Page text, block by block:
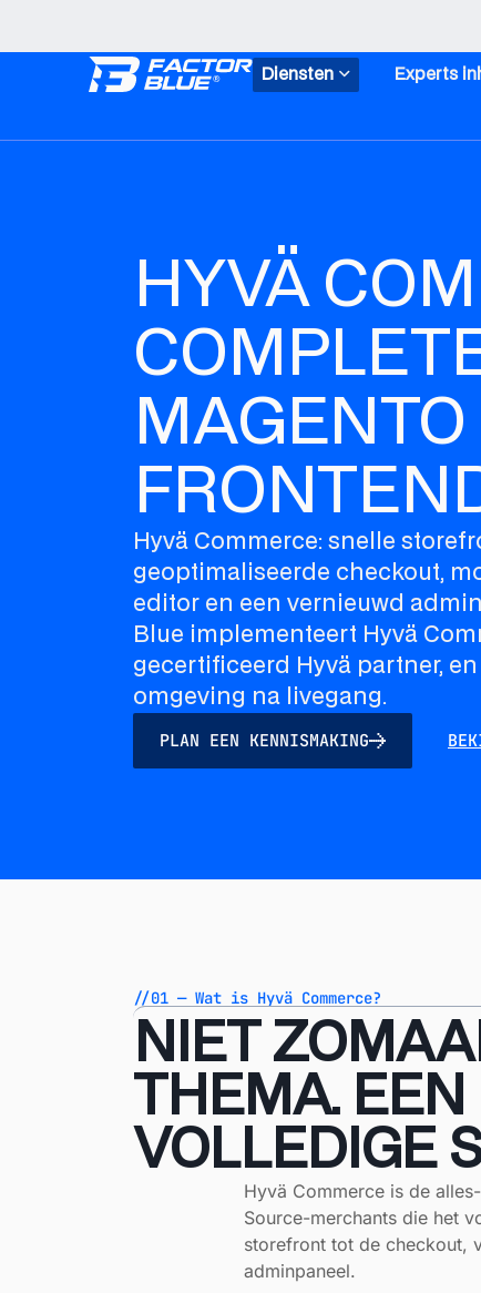
Diensten Experts
HYVÄ
MAGENTO
Hyvä Commerce: snelle
geoptimaliseerde checkout,
editor en een vernieuwd
Blue implementeert Hyvä
gecertificeerd Hyvä partner,
omgeving na livegang.
PLAN EEN KENNISMAKING
//01 — Wat is Hyvä Commerce?
NIET
THEMA. EEN
VOLLEDIGE
Hyvä Commerce is de
Source-merchants die het
storefront tot de checkout,
adminpaneel.